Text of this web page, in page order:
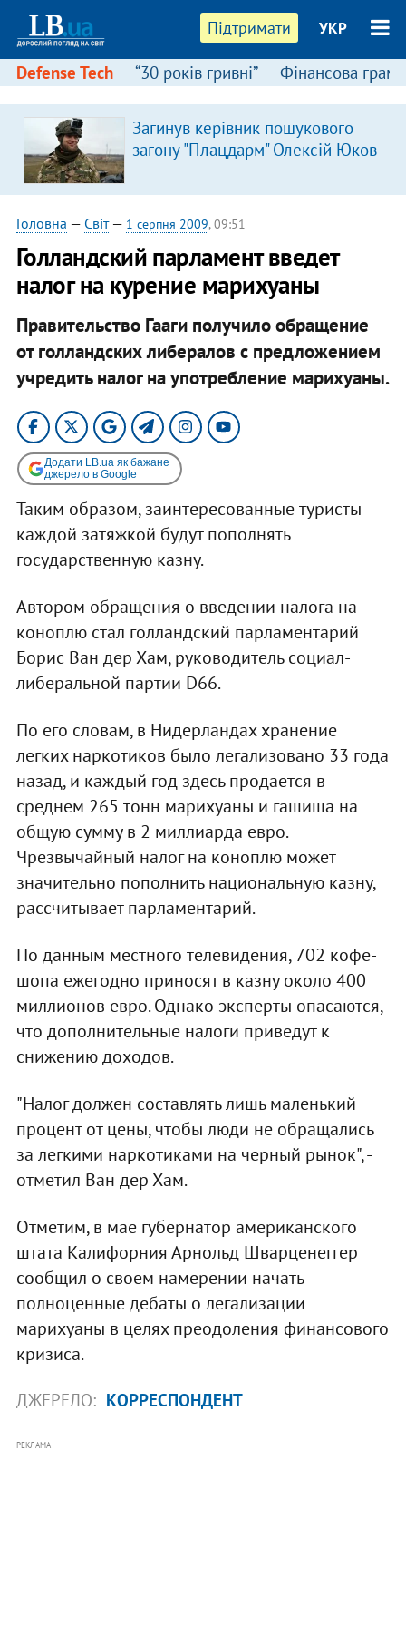
Підтримати УКР
Defense Tech “30 років гривні” Фінансова
Загинув керівник пошукового
загону "Плацдарм" Олексій Юков
Головна — Світ— 1 серпня 2009, 09:51
Голландский парламент введет
налог на курение марихуаны
Правительство Гааги получило обращение
от голландских либералов с предложением
учредить налог на употребление марихуаны.
Додати LB.ua як бажане
джерело в Google
Таким образом, заинтересованные туристы
каждой затяжкой будут пополнять
государственную казну.
Автором обращения о введении налога на
коноплю стал голландский парламентарий
Борис Ван дер Хам, руководитель социал-
либеральной партии D66.
По его словам, в Нидерландах хранение
легких наркотиков было легализовано 33 года
назад, и каждый год здесь продается в
среднем 265 тонн марихуаны и гашиша на
общую сумму в 2 миллиарда евро.
Чрезвычайный налог на коноплю может
значительно пополнить национальную казну,
рассчитывает парламентарий.
По данным местного телевидения, 702 кофе-
шопа ежегодно приносят в казну около 400
миллионов евро. Однако эксперты опасаются,
что дополнительные налоги приведут к
снижению доходов.
"Налог должен составлять лишь маленький
процент от цены, чтобы люди не обращались
за легкими наркотиками на черный рынок", -
отметил Ван дер Хам.
Отметим, в мае губернатор американского
штата Калифорния Арнольд Шварценеггер
сообщил о своем намерении начать
полноценные дебаты о легализации
марихуаны в целях преодоления финансового
кризиса.
ДЖЕРЕЛО: КОРРЕСПОНДЕНТ
РЕКЛАМА